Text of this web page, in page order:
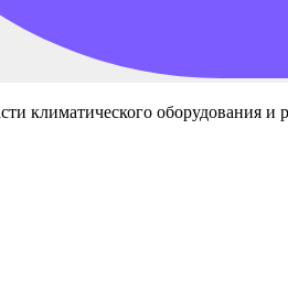
климатического оборудования и